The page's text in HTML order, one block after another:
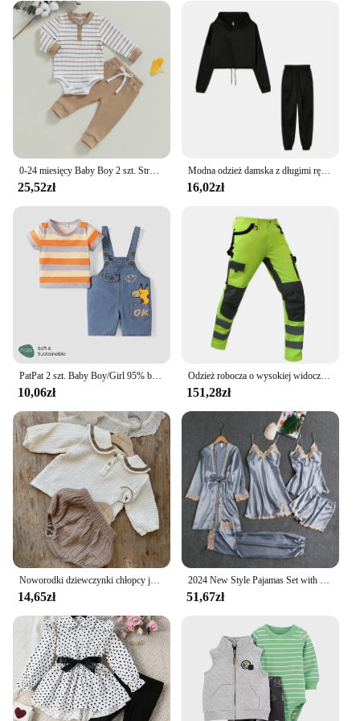
or as a corporate gift. The wholesale availability of
this set makes it a great option for vendors and
suppliers looking to add a touch of elegance to their
product offerings. Whether you're looking to gift a
single set or stock up for your retail store, this tea
set and dinnerware set is sure to impress.
25,52zł
Modna odzież damska z długimi rękawami sportowa garnitur Casual talia dwuczęściowa komplet
16,02zł
10,06zł
Odzież robocza o wysokiej widoczności Odzież zimowa Kombinezon Hi Vis Kurtka odblaskowa Wodoodporny zimowy i zestaw odblaskowych spodni roboczych z kieszeniami
151,28zł
Noworodki dziewczynki chłopcy jesień z pełnym rękawem granatowy kołnierzyk koszulki solidne spodnie do chleba niemowlę dzieci czysta komplet odzieży bawełnianej 2 sztuki
14,65zł
2024 New Style Pajamas Set with Bra Pads, Silk Sexy Strappy Golden Floral Five-Piece Pajamas Thin Homewear
51,67zł